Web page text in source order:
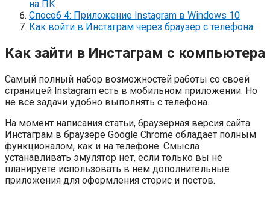
на ПК
Способ 4: Приложение Instagram в Windows 10
Как войти в Инстаграм через браузер с телефона
Как зайти в Инстаграм с компьютера
Самый полный набор возможностей работы со своей
страницей Instagram есть в мобильном приложении. Но
не все задачи удобно выполнять с телефона.
На момент написания статьи, браузерная версия сайта
Инстаграм в браузере Google Chrome обладает полным
функционалом, как и на телефоне. Смысла
устанавливать эмулятор нет, если только вы не
планируете использовать в нем дополнительные
приложения для оформления сторис и постов.